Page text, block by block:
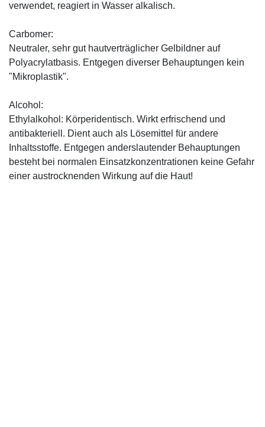
verwendet, reagiert in Wasser alkalisch.
Carbomer:
Neutraler, sehr gut hautverträglicher Gelbildner auf
Polyacrylatbasis. Entgegen diverser Behauptungen kein
"Mikroplastik".
Alcohol:
Ethylalkohol: Körperidentisch. Wirkt erfrischend und
antibakteriell. Dient auch als Lösemittel für andere
Inhaltsstoffe. Entgegen anderslautender Behauptungen
besteht bei normalen Einsatzkonzentrationen keine Gefahr
einer austrocknenden Wirkung auf die Haut!